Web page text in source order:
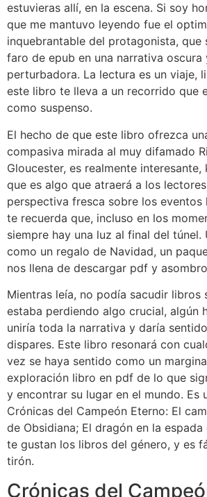
estuvieras allí, en la escena. Si soy
que me mantuvo leyendo fue el
inquebrantable del protagonista, que
faro de epub en una narrativa oscura
perturbadora. La lectura es un viaje,
este libro te lleva a un recorrido que
como suspenso.
El hecho de que este libro ofrezca
compasiva mirada al muy difamado
Gloucester, es realmente
que es algo que atraerá a los
perspectiva fresca sobre los eventos
te recuerda que, incluso en los
siempre hay una luz al final del túnel.
como un regalo de Navidad, un
nos llena de descargar pdf y
Mientras leía, no podía sacudir libros
estaba perdiendo algo crucial, algún
uniría toda la narrativa y daría
dispares. Este libro resonará con
vez se haya sentido como un
exploración libro en pdf de lo que
y encontrar su lugar en el mundo. Es
Crónicas del Campeón Eterno: El
de Obsidiana; El dragón en la
te gustan los libros del género, y es
tirón.
Crónicas del